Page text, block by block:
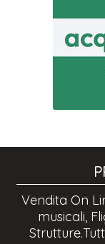
Vendita On
musicali,